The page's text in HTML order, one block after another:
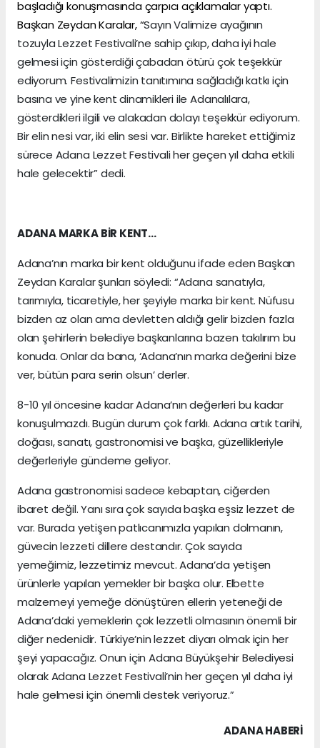
başladığı konuşmasında çarpıcı açıklamalar yaptı.
Başkan Zeydan Karalar, “Sayın Valimize ayağının
tozuyla Lezzet Festivali’ne sahip çıkıp, daha iyi hale
gelmesi için gösterdiği çabadan ötürü çok teşekkür
ediyorum. Festivalimizin tanıtımına sağladığı katkı için
basına ve yine kent dinamikleri ile Adanalılara,
gösterdikleri ilgili ve alakadan dolayı teşekkür ediyorum.
Bir elin nesi var, iki elin sesi var. Birlikte hareket ettiğimiz
sürece Adana Lezzet Festivali her geçen yıl daha etkili
hale gelecektir” dedi.
ADANA MARKA BİR KENT…
Adana’nın marka bir kent olduğunu ifade eden Başkan
Zeydan Karalar şunları söyledi: “Adana sanatıyla,
tarımıyla, ticaretiyle, her şeyiyle marka bir kent. Nüfusu
bizden az olan ama devletten aldığı gelir bizden fazla
olan şehirlerin belediye başkanlarına bazen takılırım bu
konuda. Onlar da bana, ‘Adana’nın marka değerini bize
ver, bütün para serin olsun’ derler.
8-10 yıl öncesine kadar Adana’nın değerleri bu kadar
konuşulmazdı. Bugün durum çok farklı. Adana artık tarihi,
doğası, sanatı, gastronomisi ve başka, güzellikleriyle
değerleriyle gündeme geliyor.
Adana gastronomisi sadece kebaptan, ciğerden
ibaret değil. Yanı sıra çok sayıda başka eşsiz lezzet de
var. Burada yetişen patlıcanımızla yapılan dolmanın,
güvecin lezzeti dillere destandır. Çok sayıda
yemeğimiz, lezzetimiz mevcut. Adana’da yetişen
ürünlerle yapılan yemekler bir başka olur. Elbette
malzemeyi yemeğe dönüştüren ellerin yeteneği de
Adana’daki yemeklerin çok lezzetli olmasının önemli bir
diğer nedenidir. Türkiye’nin lezzet diyarı olmak için her
şeyi yapacağız. Onun için Adana Büyükşehir Belediyesi
olarak Adana Lezzet Festivali’nin her geçen yıl daha iyi
hale gelmesi için önemli destek veriyoruz.”
ADANA HABERİ